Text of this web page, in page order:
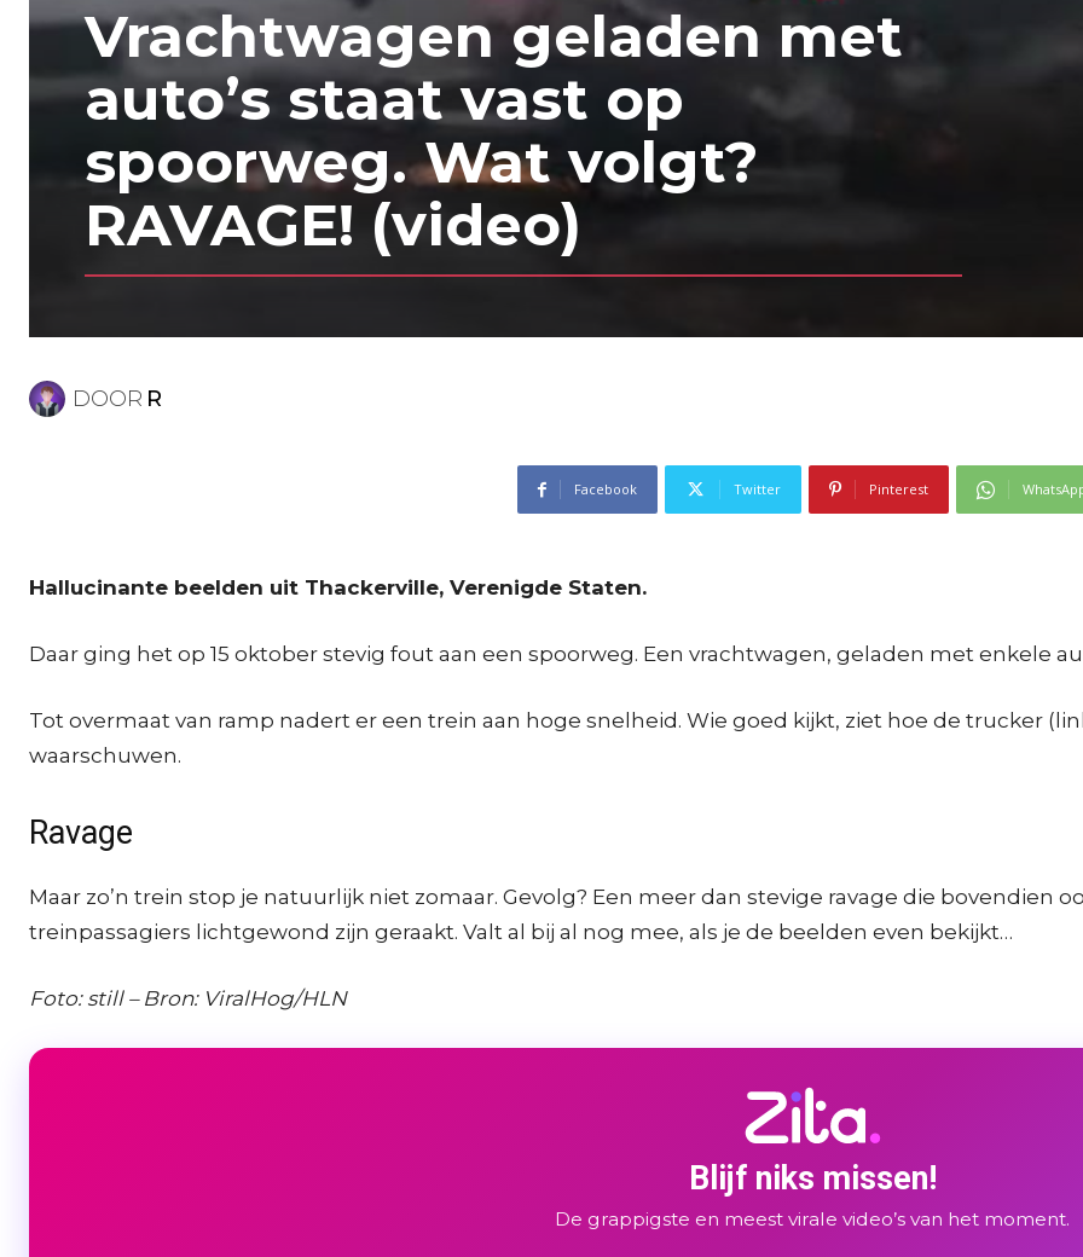
Vrachtwagen geladen met
auto’s staat vast op
spoorweg. Wat volgt?
RAVAGE! (video)
DOOR R
Facebook Twitter Pinterest
Hallucinante beelden uit Thackerville, Verenigde Staten.
Daar ging het op 15 oktober stevig fout aan een spoorweg. Een vrachtwagen, geladen met enkele
Tot overmaat van ramp nadert er een trein aan hoge snelheid. Wie goed kijkt, ziet hoe de trucker
waarschuwen.
Ravage
Maar zo’n trein stop je natuurlijk niet zomaar. Gevolg? Een meer dan stevige ravage die bovendien
treinpassagiers lichtgewond zijn geraakt. Valt al bij al nog mee, als je de beelden even bekijkt…
Foto: still – Bron: ViralHog/HLN
Blijf niks missen!
De grappigste en meest virale video’s van het moment.